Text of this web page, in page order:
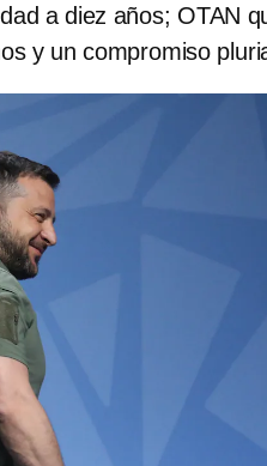
a diez años; OTAN
y un compromiso